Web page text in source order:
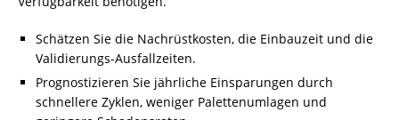
Schätzen Sie die Nachrüstkosten, die Einbauzeit und die
Validierungs-Ausfallzeiten.
Prognostizieren Sie jährliche Einsparungen durch
schnellere Zyklen, weniger Palettenumlagen und